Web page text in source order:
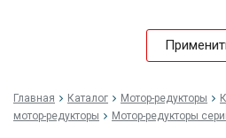
Главная Каталог Мотор-редукторы
мотор-редукторы
Мотор-редукторы